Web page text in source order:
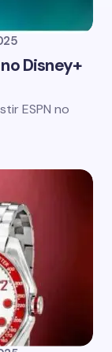
Disney+
ESPN no